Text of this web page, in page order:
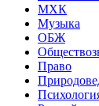
МХК
Музыка
ОБЖ
Право